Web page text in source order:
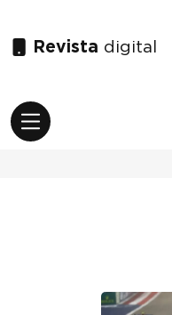
Revista digital